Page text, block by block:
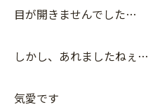
目が開きませんでした…
しかし、あれましたねぇ…
気愛です